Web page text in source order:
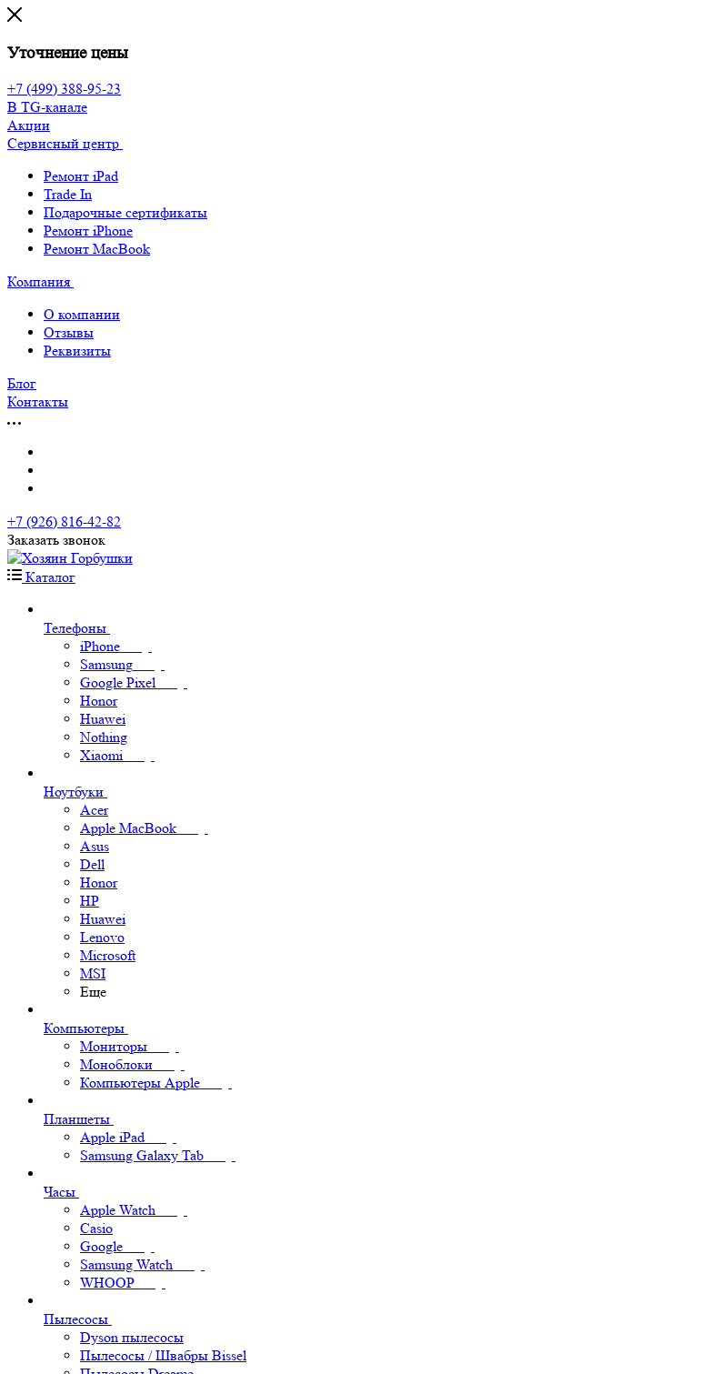
Уточнение цены
+7 (499) 388-95-23
В TG-канале
Акции
Сервисный центр
Ремонт iPad
Trade In
Подарочные сертификаты
Ремонт iPhone
Ремонт MacBook
Компания
О компании
Отзывы
Реквизиты
Блог
Контакты
+7 (926) 816-42-82
Заказать звонок
Каталог
Телефоны
iPhone
Samsung
Google Pixel
Honor
Huawei
Nothing
Xiaomi
Ноутбуки
Acer
Apple MacBook
Asus
Dell
Honor
HP
Huawei
Lenovo
Microsoft
MSI
Еще
Компьютеры
Мониторы
Моноблоки
Компьютеры Apple
Планшеты
Apple iPad
Samsung Galaxy Tab
Часы
Apple Watch
Casio
Google
Samsung Watch
WHOOP
Пылесосы
Dyson пылесосы
Пылесосы / Швабры Bissel